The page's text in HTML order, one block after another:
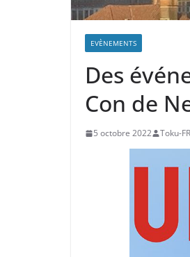
EVÈNEMENTS
Des
Con de
5 octobre 2022 Toku-FR